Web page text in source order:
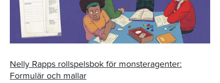
Nelly Rapps rollspelsbok för monsteragenter:
Formulär och mallar